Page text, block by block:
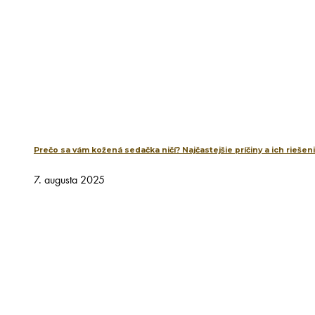
Prečo sa vám kožená sedačka ničí? Najčastejšie príčiny a ich
7. augusta 2025